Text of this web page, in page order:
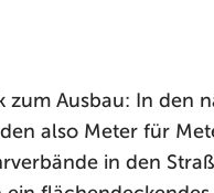
zum Ausbau: In den
also Meter für
in den